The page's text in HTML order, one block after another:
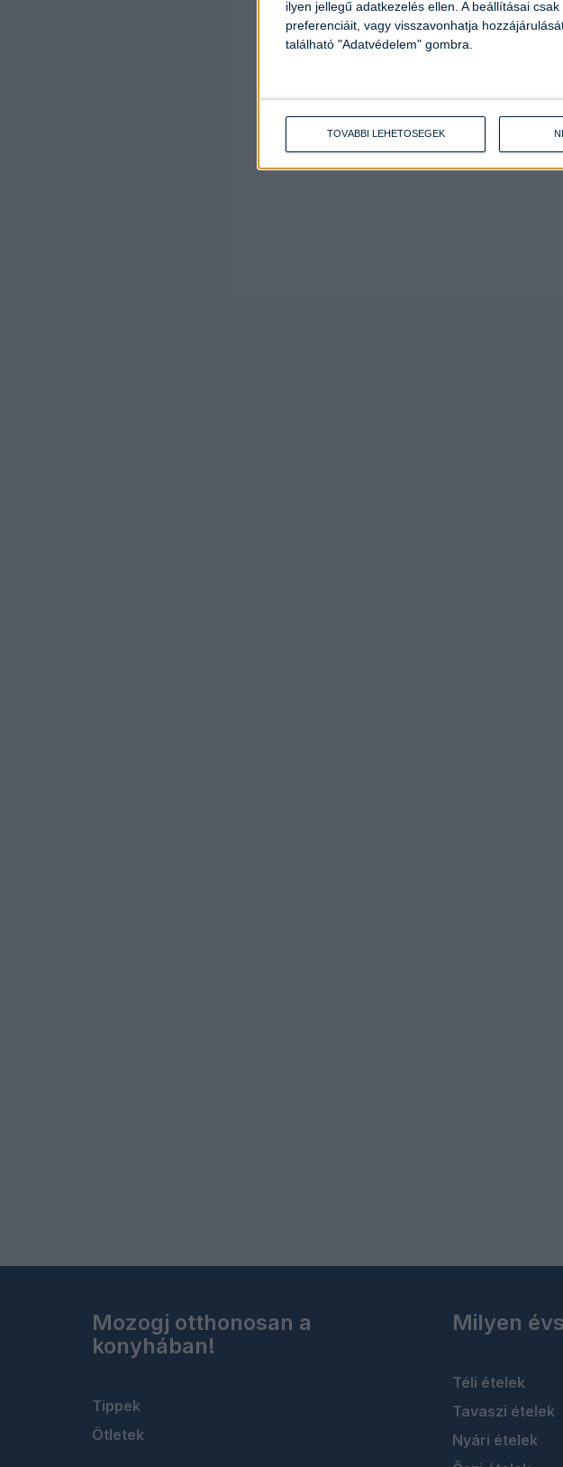
ilyen jellegű adatkezelés ellen. A beállításai
preferenciáit, vagy visszavonhatja
található "Adatvédelem" gombra.
TOVÁBBI LEHETŐSÉGEK
Mozogj otthonosan a
konyhában!
Tippek
Ötletek
Milyen
Téli ételek
Tavaszi ételek
Nyári ételek